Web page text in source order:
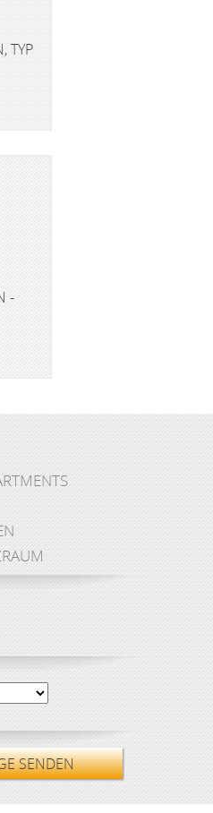
TYP
-
SENDEN